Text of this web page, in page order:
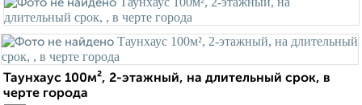
Таунхаус 100м², 2-этажный, на длительный срок, в
черте города